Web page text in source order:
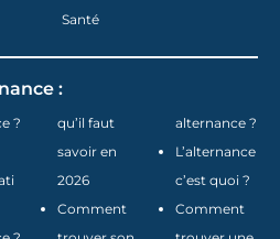
Santé
:
?
qu’il faut
savoir en
2026
Comment
alternance ?
L’alternance
c’est quoi ?
Comment